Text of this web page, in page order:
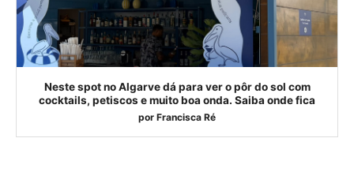
Neste spot no Algarve dá para ver o pôr do sol com
cocktails, petiscos e muito boa onda. Saiba onde fica
por Francisca Ré